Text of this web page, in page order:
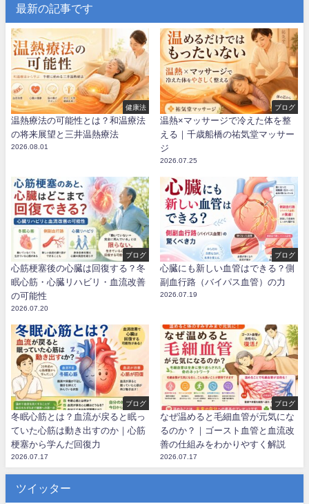
最新の記事です
健康法
温熱療法の可能性とは？和温療法
の将来展望と三井温熱療法
2026.08.01
ブログ
温熱×マッサージで冷えた体を整
える｜千歳船橋の祐気堂マッサー
ジ
2026.07.25
ブログ
心筋梗塞後の心臓は回復する？冬
眠心筋・心臓リハビリ・血流改善
の可能性
2026.07.20
ブログ
心臓にも新しい血管はできる？側
副血行路（バイパス血管）の力
2026.07.19
ブログ
冬眠心筋とは？血流が戻ると眠っ
ていた心筋は動き出すのか｜心筋
梗塞から学んだ回復力
2026.07.17
ブログ
なぜ温めると毛細血管が元気にな
るのか？｜ゴースト血管と血流改
善の仕組みをわかりやすく解説
2026.07.17
ツイッター